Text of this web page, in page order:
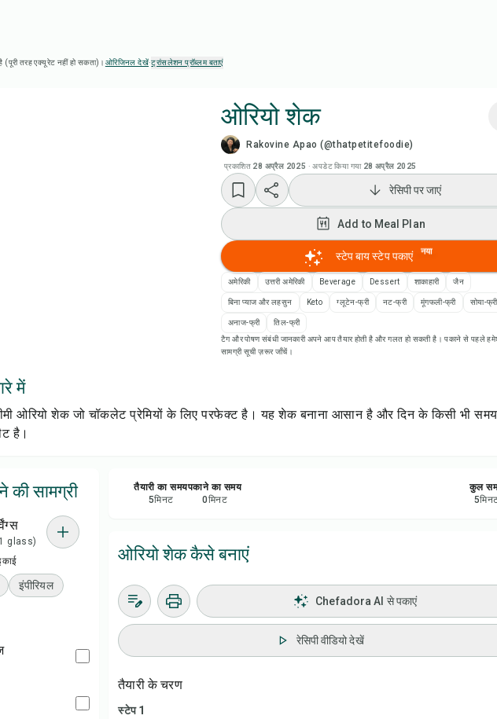
तरह एक्यूरेट नहीं हो सकता)। ओरिजिनल देखें·ट्रांसलेशन प्रॉब्लम बताएं
ओरियो शेक
Rakovine Apao (@thatpetitefoodie)
प्रकाशित 28 अप्रैल 2025 ·अपडेट किया गया 28 अप्रैल 2025
रेसिपी वीडियो देखें
Add to Meal Plan
Add to Shopping List
सेव करें
रेसिपी पर जाएं
Add to Meal Plan
स्टेप बाय स्टेप पकाएं नया
अमेरिकी उत्तरी अमेरिकी Beverage Dessert शाकाहारी जैन
बिना प्याज और लहसुन Keto ग्लूटेन-फ्री नट-फ्री मूंगफली-फ्री सोया-फ्री
अनाज-फ्री
तिल-फ्री
टैग और पोषण संबंधी जानकारी अपने आप तैयार होती है और गलत हो सकती है। पकाने से पहले
सामग्री सूची ज़रूर जाँचें।
में
ओरियो शेक जो चॉकलेट प्रेमियों के लिए परफेक्ट है। यह शेक बनाना आसान है और दिन के किसी भी
है।
की सामग्री
1 glass)
इंपीरियल
तैयारी का समय
5मिनट
पकाने का समय
0मिनट
कुल
5
ओरियो शेक कैसे बनाएं
Chefadora AI से पकाएं
रेसिपी वीडियो देखें
तैयारी के चरण
स्टेप 1